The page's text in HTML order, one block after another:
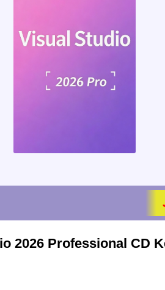
2026 Professional CD